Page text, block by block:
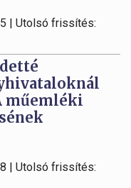
| Utolsó frissítés:
műemléki
| Utolsó frissítés: